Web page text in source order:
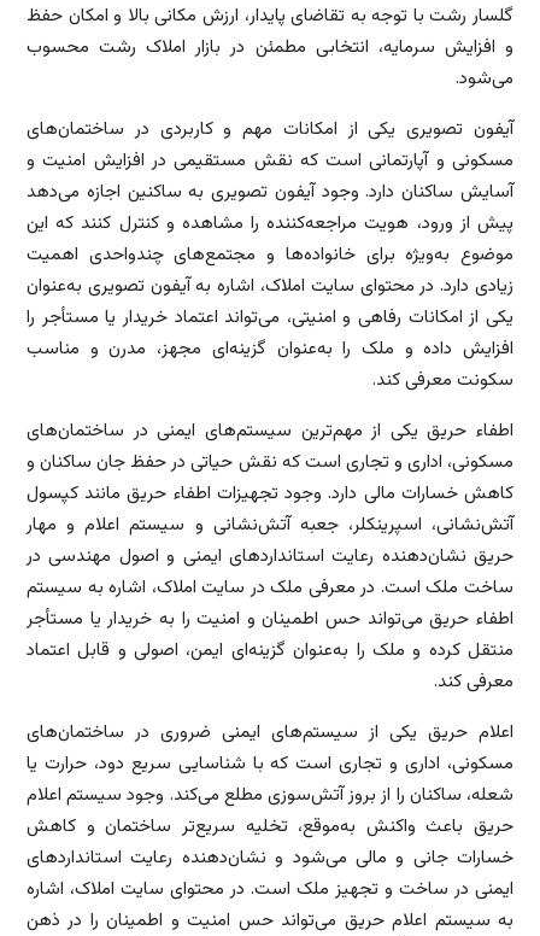
گلسار رشت با توجه به تقاضای پایدار، ارزش مکانی بالا و امکان حفظ
و افزایش سرمایه، انتخابی مطمئن در بازار املاک رشت محسوب
می‌شود.
آیفون تصویری یکی از امکانات مهم و کاربردی در ساختمان‌های
مسکونی و آپارتمانی است که نقش مستقیمی در افزایش امنیت و
آسایش ساکنان دارد. وجود آیفون تصویری به ساکنین اجازه می‌دهد
پیش از ورود، هویت مراجعه‌کننده را مشاهده و کنترل کنند که این
موضوع به‌ویژه برای خانواده‌ها و مجتمع‌های چندواحدی اهمیت
زیادی دارد. در محتوای سایت املاک، اشاره به آیفون تصویری به‌عنوان
یکی از امکانات رفاهی و امنیتی، می‌تواند اعتماد خریدار یا مستأجر را
افزایش داده و ملک را به‌عنوان گزینه‌ای مجهز، مدرن و مناسب
سکونت معرفی کند.
اطفاء حریق یکی از مهم‌ترین سیستم‌های ایمنی در ساختمان‌های
مسکونی، اداری و تجاری است که نقش حیاتی در حفظ جان ساکنان و
کاهش خسارات مالی دارد. وجود تجهیزات اطفاء حریق مانند کپسول
آتش‌نشانی، اسپرینکلر، جعبه آتش‌نشانی و سیستم اعلام و مهار
حریق نشان‌دهنده رعایت استانداردهای ایمنی و اصول مهندسی در
ساخت ملک است. در معرفی ملک در سایت املاک، اشاره به سیستم
اطفاء حریق می‌تواند حس اطمینان و امنیت را به خریدار یا مستأجر
منتقل کرده و ملک را به‌عنوان گزینه‌ای ایمن، اصولی و قابل اعتماد
معرفی کند.
اعلام حریق یکی از سیستم‌های ایمنی ضروری در ساختمان‌های
مسکونی، اداری و تجاری است که با شناسایی سریع دود، حرارت یا
شعله، ساکنان را از بروز آتش‌سوزی مطلع می‌کند. وجود سیستم اعلام
حریق باعث واکنش به‌موقع، تخلیه سریع‌تر ساختمان و کاهش
خسارات جانی و مالی می‌شود و نشان‌دهنده رعایت استانداردهای
ایمنی در ساخت و تجهیز ملک است. در محتوای سایت املاک، اشاره
به سیستم اعلام حریق می‌تواند حس امنیت و اطمینان را در ذهن